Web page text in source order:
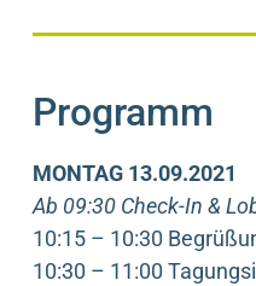
Programm
MONTAG 13.09.2021
Ab 09:30 Check-In &
10:15 – 10:30
10:30 – 11:00